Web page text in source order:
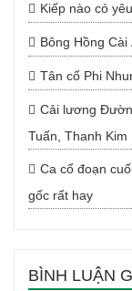
Kiếp nào có
Bông Hồng Cài
Tân cổ Phi
Cải lương
Tuấn, Thanh
Ca cổ đoạn
gốc rất hay
BÌNH LUẬN